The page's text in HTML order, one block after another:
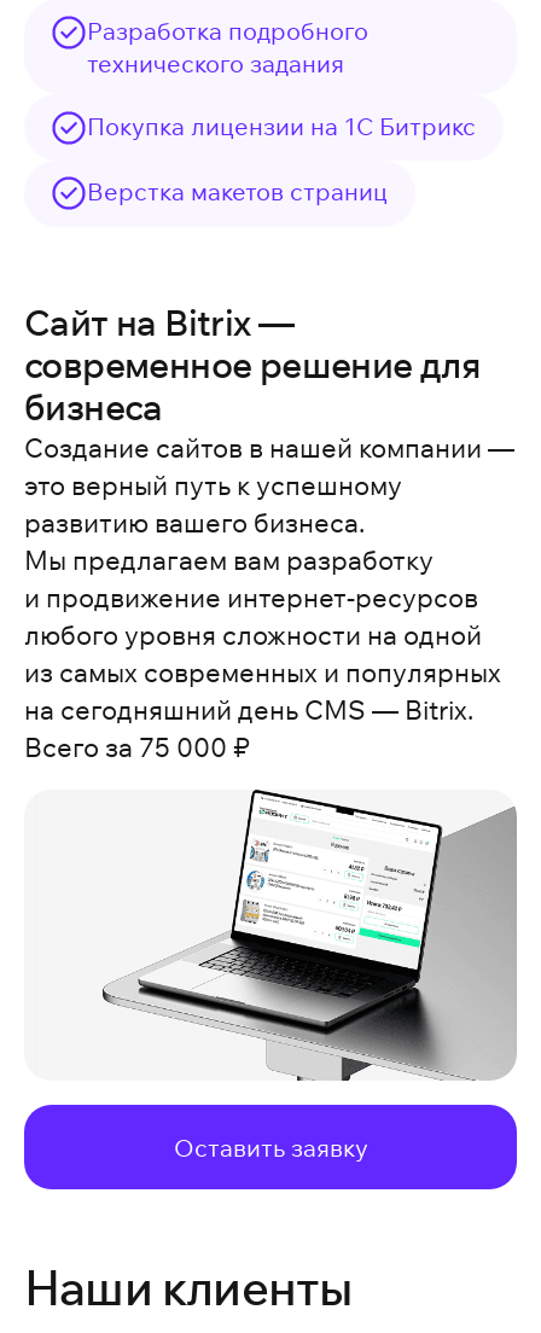
Разработка подробного
технического задания
Покупка лицензии на 1С Битрикс
Верстка макетов страниц
Сайт на Bitrix —
современное решение для
бизнеса
Создание сайтов в нашей компании —
это верный путь к успешному
развитию вашего бизнеса.
Мы предлагаем вам разработку
и продвижение интернет-ресурсов
любого уровня сложности на одной
из самых современных и популярных
на сегодняшний день CMS — Bitrix.
Всего за 75 000 ₽
Оставить заявку
Наши клиенты